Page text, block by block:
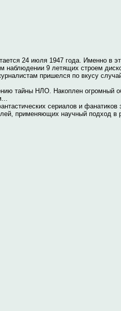
24 июля 1947 года. Именно в
9 летящих строем
пришелся по вкусу
тайны НЛО. Накоплен огромный
сериалов и фанатиков
применяющих научный подход